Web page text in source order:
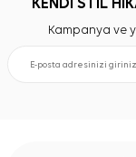
KENDİ STİL
Kampanya ve